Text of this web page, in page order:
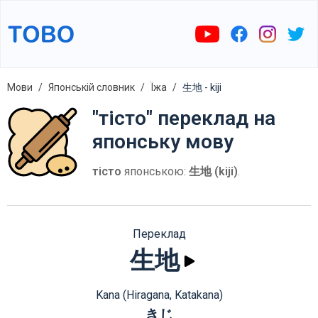
Мови Японській словник Їжа 生地 - kiji
"тісто" переклад на
японську мову
тісто японською: 生地 (kiji).
Переклад
生地
Kana (Hiragana, Katakana)
きじ